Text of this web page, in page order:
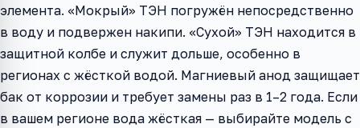
элемента. «Мокрый» ТЭН погружён непосредственно
в воду и подвержен накипи. «Сухой» ТЭН находится в
защитной колбе и служит дольше, особенно в
регионах с жёсткой водой. Магниевый анод защищает
бак от коррозии и требует замены раз в 1–2 года. Если
в вашем регионе вода жёсткая — выбирайте модель с